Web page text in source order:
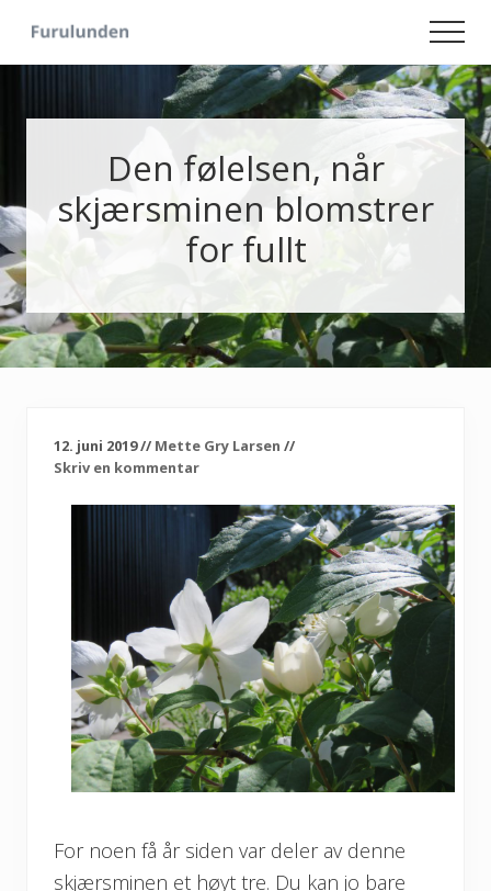
main
primary
Hageliv
Den følelsen, når
skjærsminen blomstrer
for fullt
12. juni 2019// Mette Gry Larsen //
Skriv en kommentar
For noen få år siden var deler av denne
skjærsminen et høyt tre. Du kan jo bare